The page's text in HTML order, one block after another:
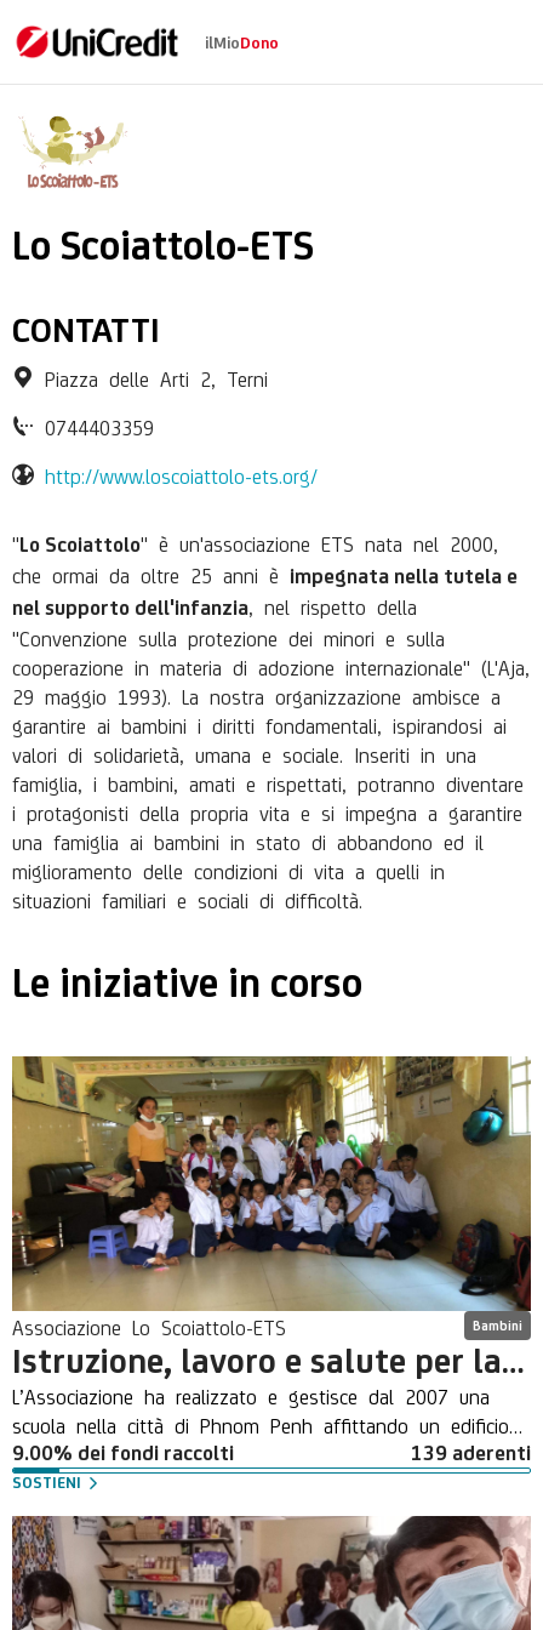
Associazione Lo
ilMioDono
Lo Scoiattolo-ETS
CONTATTI
Piazza delle Arti 2, Terni
0744403359
http://www.loscoiattolo-ets.org/
"Lo Scoiattolo" è un'associazione ETS nata nel 2000,
che ormai da oltre 25 anni è impegnata nella tutela e
nel supporto dell'infanzia , nel rispetto della
"Convenzione sulla protezione dei minori e sulla
cooperazione in materia di adozione internazionale" (L'Aja,
29 maggio 1993). La nostra organizzazione ambisce a
garantire ai bambini i diritti fondamentali, ispirandosi ai
valori di solidarietà, umana e sociale. Inseriti in una
famiglia, i bambini, amati e rispettati, potranno diventare
i protagonisti della propria vita e si impegna a garantire
una famiglia ai bambini in stato di abbandono ed il
miglioramento delle condizioni di vita a quelli in
situazioni familiari e sociali di difficoltà.
Le iniziative in corso
Associazione Lo Scoiattolo-ETS Bambini
Istruzione, lavoro e salute per la Cambogia
L’Associazione ha realizzato e gestisce dal 2007 una
scuola nella città di Phnom Penh affittando un edificio
costituito da un’aula scolastica per i bambini della scuola
primaria, una cucina con refettorio, un’aula informatica,
un ambulatorio attrezzato ed un ufficio. L’iniziativa si
inserisce in un contesto socio-culturale caratterizzato da
estrema povertà̀, da mancanza di istruzione e da totale
assenza di strutture ricreative pubbliche, in cui trova
9.00% dei fondi raccolti 139 aderenti
SOSTIENI